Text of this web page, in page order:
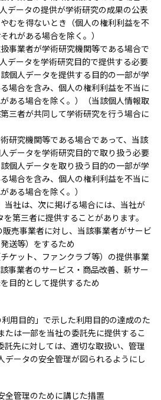
データの提供が学術研究の成果の公表
むを得ないとき（個人の権利利益を不
れがある場合を除く。）
事業者が学術研究機関等である場合で
データを学術研究目的で提供する必要
個人データを提供する目的の一部が学
場合を含み、個人の権利利益を不当に
ある場合を除く。）（当該個人情報取
三者が共同して学術研究を行う場合に
研究機関等である場合であって、当該
データを学術研究目的で取り扱う必要
個人データを取り扱う目的の一部が学
場合を含み、個人の権利利益を不当に
ある場合を除く。）
当社は、次に掲げる場合には、当社が
第三者に提供することがあります。
販売事業者に対し、当該事業者がサービ
送等）をするため
ケット、ファンクラブ等）の提供事業
事業者のサービス・商品改善、新サー
目的として提供するため
用目的」で示した利用目的の達成のた
たは一部を当社の委託先に提供するこ
託先に対しては、適切な取扱い、管理
データの安全管理が図られるようにし
全管理のために講じた措置